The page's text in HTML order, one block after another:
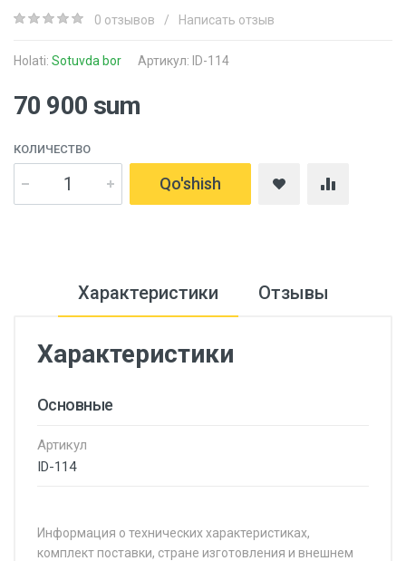
0 отзывов / Написать отзыв
Holati: Sotuvda bor Артикул: ID-114
70 900 sum
КОЛИЧЕСТВО
Qo'shish
Характеристики Отзывы
Характеристики
Основные
Артикул
ID-114
Информация о технических характеристиках,
комплект поставки, стране изготовления и внешнем